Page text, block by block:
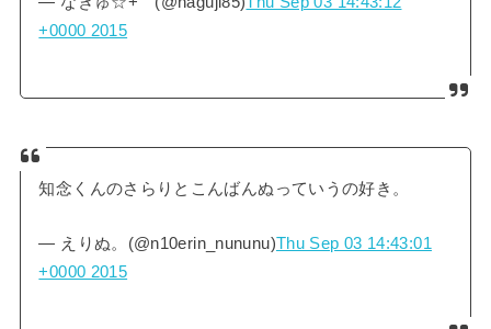
+0000 2015
知念くんのさらりとこんばんぬっていうの好き。
— えりぬ。(@n10erin_nununu)Thu Sep 03 14:43:01
+0000 2015